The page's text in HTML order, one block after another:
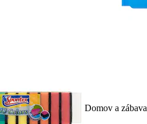
Domov a zábava